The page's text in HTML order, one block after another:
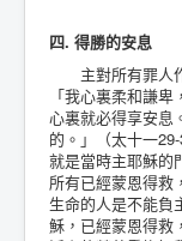
四. 得勝的安息
主對所有罪人作
「我心裏柔和謙
心裏就必得享安息
的。」（太十一
就是當時主耶穌的
所有已經蒙恩得救
生命的人是不能負
穌，已經蒙恩得救